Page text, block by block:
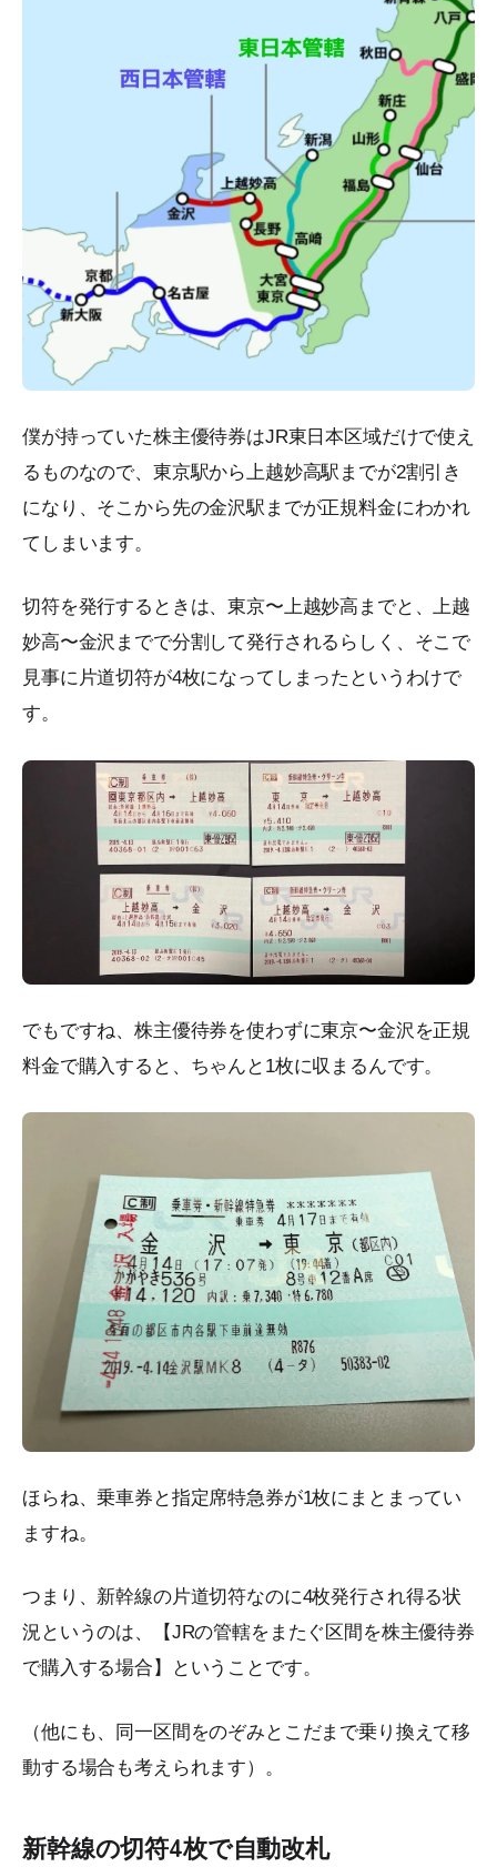
僕が持っていた株主優待券はJR東日本区域だけで使え
るものなので、東京駅から上越妙高駅までが2割引き
になり、そこから先の金沢駅までが正規料金にわかれ
てしまいます。
切符を発行するときは、東京〜上越妙高までと、上越
妙高〜金沢までで分割して発行されるらしく、そこで
見事に片道切符が4枚になってしまったというわけで
す。
でもですね、株主優待券を使わずに東京〜金沢を正規
料金で購入すると、ちゃんと1枚に収まるんです。
ほらね、乗車券と指定席特急券が1枚にまとまってい
ますね。
つまり、新幹線の片道切符なのに4枚発行され得る状
況というのは、【JRの管轄をまたぐ区間を株主優待券
で購入する場合】ということです。
（他にも、同一区間をのぞみとこだまで乗り換えて移
動する場合も考えられます）。
新幹線の切符4枚で自動改札